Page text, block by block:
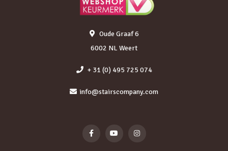
Oude Graaf 6
6002 NL Weert
+ 31 (0) 495 725 074
info@stairscompany.com